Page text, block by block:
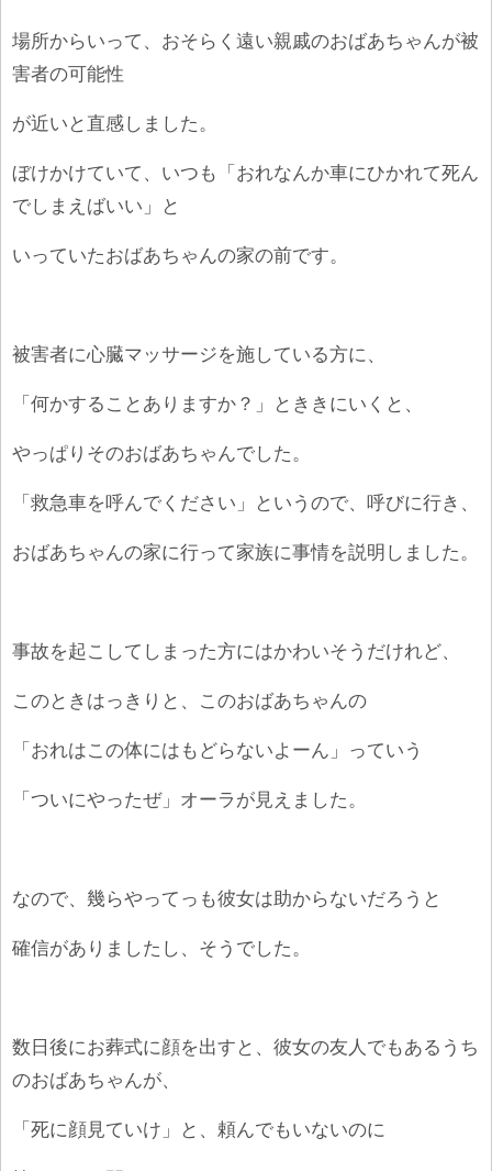
場所からいって、おそらく遠い親戚のおばあちゃんが被
害者の可能性
が近いと直感しました。
ぼけかけていて、いつも「おれなんか車にひかれて死ん
でしまえばいい」と
いっていたおばあちゃんの家の前です。
被害者に心臓マッサージを施している方に、
「何かすることありますか？」とききにいくと、
やっぱりそのおばあちゃんでした。
「救急車を呼んでください」というので、呼びに行き、
おばあちゃんの家に行って家族に事情を説明しました。
事故を起こしてしまった方にはかわいそうだけれど、
このときはっきりと、このおばあちゃんの
「おれはこの体にはもどらないよーん」っていう
「ついにやったぜ」オーラが見えました。
なので、幾らやってっも彼女は助からないだろうと
確信がありましたし、 そうでした。
数日後にお葬式に顔を出すと、彼女の友人でもあるうち
のおばあちゃんが、
「死に顔見ていけ」と、頼んでもいないのに